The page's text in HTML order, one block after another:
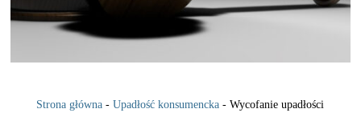
Strona główna -Upadłość konsumencka -Wycofanie upadłości